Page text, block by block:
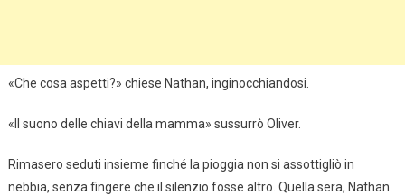
«Che cosa aspetti?» chiese Nathan, inginocchiandosi.
«Il suono delle chiavi della mamma» sussurrò Oliver.
Rimasero seduti insieme finché la pioggia non si assottigliò in
nebbia, senza fingere che il silenzio fosse altro. Quella sera, Nathan